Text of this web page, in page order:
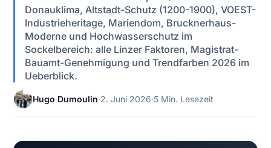
Donauklima, Altstadt-Schutz (1200-1900), VOEST-
Industrieheritage, Mariendom, Brucknerhaus-
Moderne und Hochwasserschutz im
Sockelbereich: alle Linzer Faktoren, Magistrat-
Bauamt-Genehmigung und Trendfarben 2026 im
Ueberblick.
Hugo Dumoulin·2. Juni 2026·5 Min. Lesezeit